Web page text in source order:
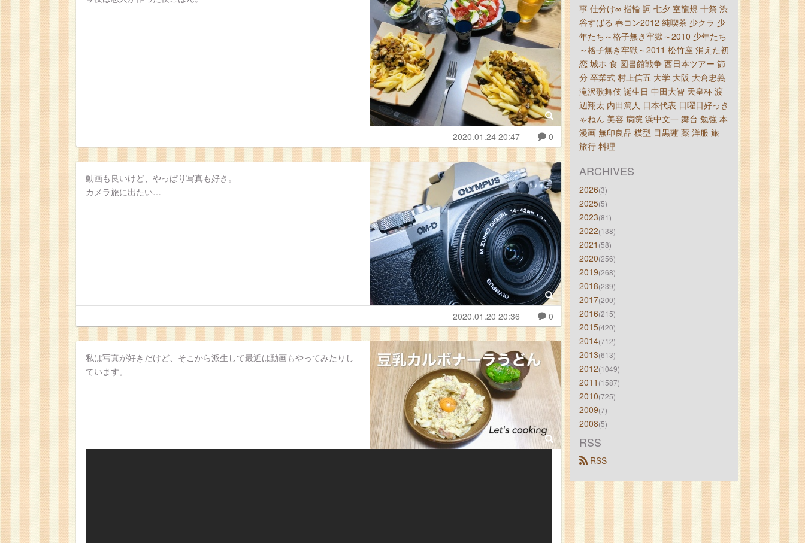
2020.01.24 20:47 0
動画も良いけど、やっぱり写真も好き。
カメラ旅に出たい…
2020.01.20 20:36 0
私は写真が好きだけど、そこから派生して最近は動画もやってみたりし
ています。
事 仕分け∞ 指輪 詞 七夕 室龍規 十祭 渋
谷すばる 春コン2012 純喫茶 少クラ 少
年たち～格子無き牢獄～2010 少年たち
～格子無き牢獄～2011 松竹座 消えた初
恋 城ホ 食 図書館戦争 西日本ツアー 節
分 卒業式 村上信五 大学 大阪 大倉忠義
滝沢歌舞伎 誕生日 中田大智 天皇杯 渡
辺翔太 内田篤人 日本代表 日曜日好っき
ゃねん 美容 病院 浜中文一 舞台 勉強 本
漫画 無印良品 模型 目黒蓮 薬 洋服 旅
旅行 料理
ARCHIVES
2026(3)
2025(5)
2023(81)
2022(138)
2021 (58)
2020(256)
2019(268)
2018(239)
2017(200)
2016(215)
2015(420)
2014(712)
2013(613)
2012(1049)
2011 (1587)
2010(725)
2009(7)
2008(5)
RSS
RSS